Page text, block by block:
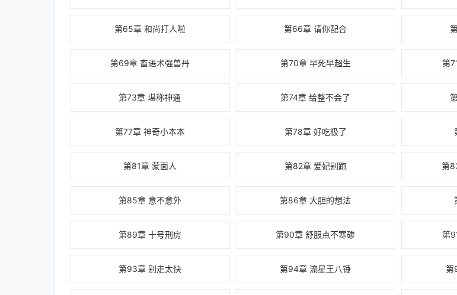
第65章 和尚打人啦 第66章 请你配合
第69章 畜语术强兽丹 第70章 早死早超生 第
第73章 堪称神通 第74章 给整不会了
第77章 神奇小本本 第78章 好吃极了
第81章 蒙面人 第82章 爱妃别跑 第
第85章 意不意外 第86章 大胆的想法
第89章 十号刑房 第90章 舒服点不寒碜 第
第93章 别走太快 第94章 流星王八锤 第